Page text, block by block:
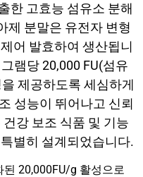
한 고효능 섬유소 분해
제 분말은 유전자 변형
어 발효하여 생산됩니
그램당 20,000 FU(섬유
제공하도록 세심하게
성능이 뛰어나고 신뢰
강 보조 식품 및 기능
별히 설계되었습니다.
된 20,000FU/g 활성으로